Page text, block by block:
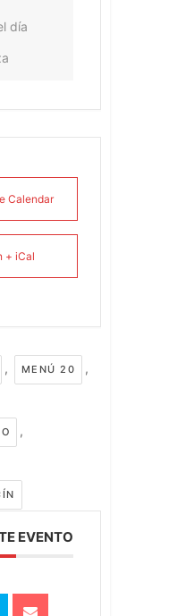
día
Calendar
+ iCal
, MENÚ 20 ,
,
EVENTO